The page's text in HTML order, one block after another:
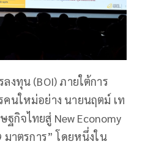
งทุน (BOI) ภายใต้การ
คนใหม่อย่าง นายนฤตม์ เท
กิจไทยสู่ New Economy
าตรการ” โดยหนึ่งใน